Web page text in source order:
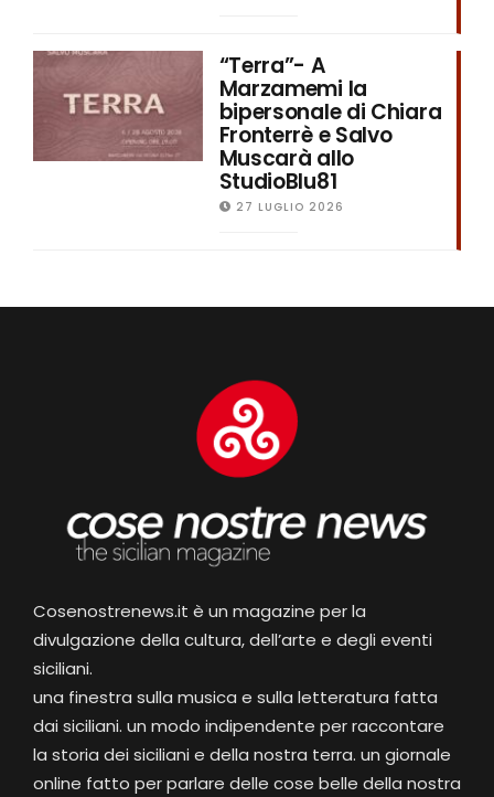
“Terra”- A
Marzamemi la
bipersonale di Chiara
Fronterrè e Salvo
Muscarà allo
StudioBlu81
27 LUGLIO 2026
Cosenostrenews.it è un magazine per la
divulgazione della cultura, dell’arte e degli eventi
siciliani.
una finestra sulla musica e sulla letteratura fatta
dai siciliani. un modo indipendente per raccontare
la storia dei siciliani e della nostra terra. un giornale
online fatto per parlare delle cose belle della nostra